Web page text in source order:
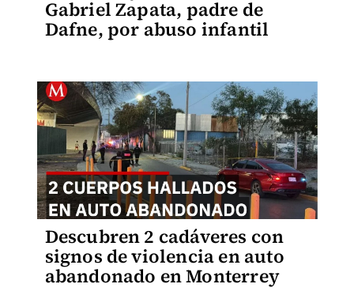
Gabriel Zapata, padre de
Dafne, por abuso infantil
Descubren 2 cadáveres con
signos de violencia en auto
abandonado en Monterrey